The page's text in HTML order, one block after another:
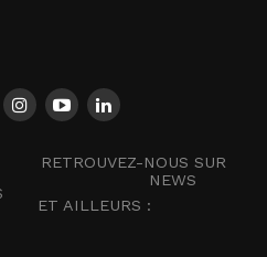
RETROUVEZ-NOUS SUR
NEWS
ET AILLEURS :